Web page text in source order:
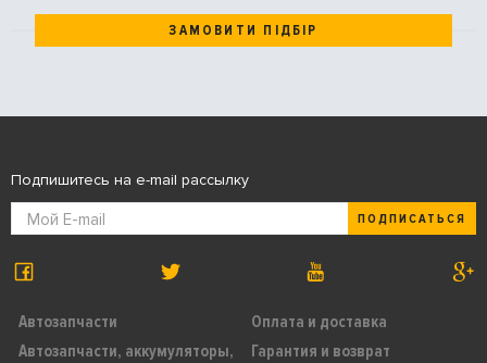
ЗАМОВИТИ ПІДБІР
Автозапчасти
Автозапчасти, аккумуляторы,
Оплата и доставка
Гарантия и возврат
Подпишитесь на e-mail рассылку
ПОДПИСАТЬСЯ